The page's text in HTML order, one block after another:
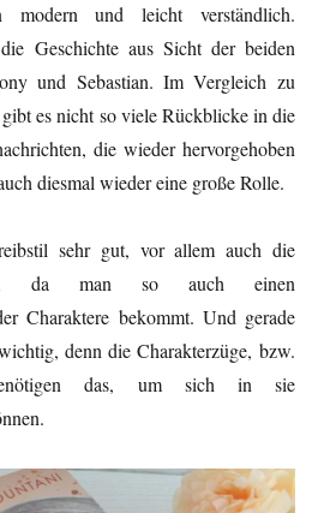
modern und leicht verständlich.
Geschichte aus Sicht der beiden
und Sebastian. Im Vergleich zu
es nicht so viele Rückblicke in die
die wieder hervorgehoben
diesmal wieder eine große Rolle.
sehr gut, vor allem auch die
da man so auch einen
Charaktere bekommt. Und gerade
denn die Charakterzüge, bzw.
benötigen das, um sich in sie